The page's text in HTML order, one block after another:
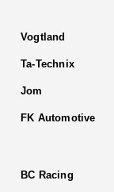
Vogtland
Ta-Technix
Jom
FK Automotive
BC Racing